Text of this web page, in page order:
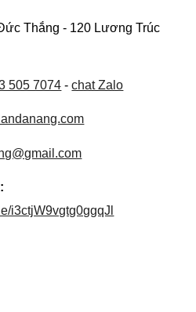
Thắng - 120 Lương Trúc
505 7074 -chat Zalo
i3ctjW9vgtg0ggqJl